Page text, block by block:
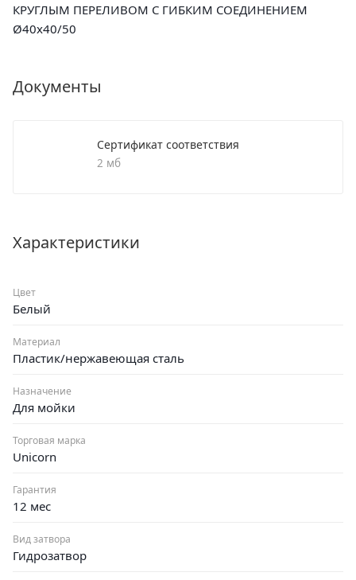
КРУГЛЫМ ПЕРЕЛИВОМ С ГИБКИМ СОЕДИНЕНИЕМ
Ø40х40/50
Документы
Сертификат соответствия
2 мб
Характеристики
Цвет
Белый
Материал
Пластик/нержавеющая сталь
Назначение
Для мойки
Торговая марка
Unicorn
Гарантия
12 мес
Вид затвора
Гидрозатвор